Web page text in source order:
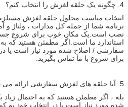
4. چگونه یک حلقه لغزش را انتخاب کنم؟
انتخاب مناسب محلول حلقه لغزش مستلزم
برنامه شما از جمله کل مدارات ، ولتاژ و
نصب است.یک مکان خوب برای شروع
استاندارد ما است.اگر مطمئن هستید که
سفارشی / اصلاح شده مورد نیاز است یا در
برای شروع با ما تماس بگیرید.
5. آیا حلقه های لغزش سفارشی ارائه می دهید؟
بله ، اگر مطمئن هستید که به احتمال
شده مورد نیاز است یا در انتخاب خود به